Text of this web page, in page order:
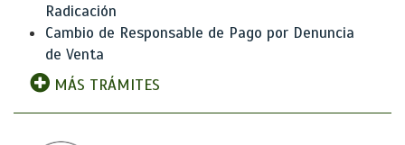
Radicación
Cambio de Responsable de Pago por Denuncia
de Venta
MÁS TRÁMITES